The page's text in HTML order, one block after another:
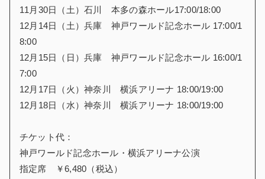
11月30日（土）石川 本多の森ホール17:00/18:00
12月14日（土）兵庫 神戸ワールド記念ホール 17:00/1
8:00
12月15日（日）兵庫 神戸ワールド記念ホール 16:00/1
7:00
12月17日（火）神奈川 横浜アリーナ 18:00/19:00
12月18日（水）神奈川 横浜アリーナ 18:00/19:00
チケット代：
神戸ワールド記念ホール・横浜アリーナ公演
指定席 ￥6,480（税込）